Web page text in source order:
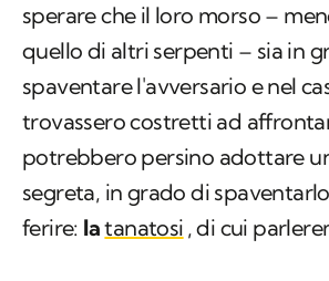
sperare che il loro morso –
quello di altri serpenti – sia in
spaventare l'avversario e nel
trovassero costretti ad
potrebbero persino adottare
segreta, in grado di
ferire: latanatosi , di cui